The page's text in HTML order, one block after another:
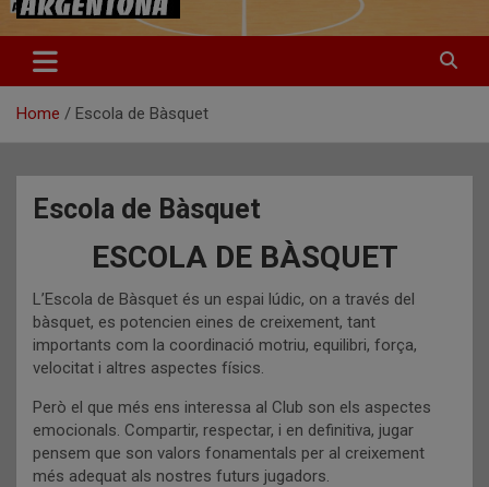
Home Escola de Bàsquet
Escola de Bàsquet
ESCOLA DE BÀSQUET
L’Escola de Bàsquet és un espai lúdic, on a través del
bàsquet, es potencien eines de creixement, tant
importants com la coordinació motriu, equilibri, força,
velocitat i altres aspectes físics.
Però el que més ens interessa al Club son els aspectes
emocionals. Compartir, respectar, i en definitiva, jugar
pensem que son valors fonamentals per al creixement
més adequat als nostres futurs jugadors.